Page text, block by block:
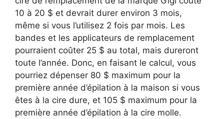
10 à 20 $ et devrait durer environ 3 mois,
même si vous l’utilisez 2 fois par mois. Les
bandes et les applicateurs de remplacement
pourraient coûter 25 $ au total, mais dureront
toute l’année. Donc, en faisant le calcul, vous
pourriez dépenser 80 $ maximum pour la
première année d’épilation à la maison si vous
êtes à la cire dure, et 105 $ maximum pour la
première année d’épilation à la cire molle.